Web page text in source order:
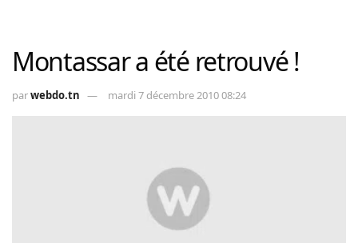
Montassar a été retrouvé !
parwebdo.tn mardi 7 décembre 2010 08:24